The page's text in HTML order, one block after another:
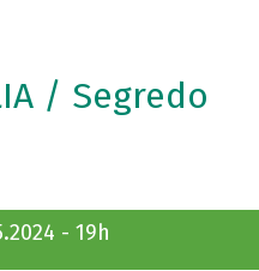
/ Segredo
- 19h